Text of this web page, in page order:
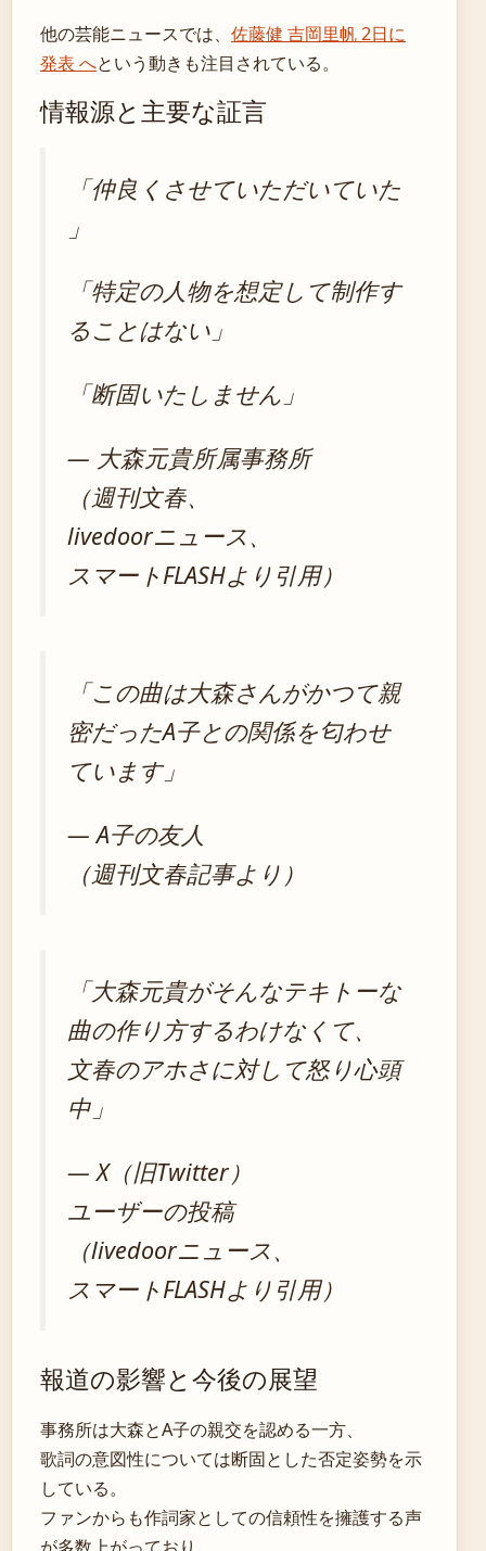
他の芸能ニュースでは、 佐藤健 吉岡里帆 2日に
発表 へという動きも注目されている。
情報源と主要な証言
「仲良くさせていただいていた
」
「特定の人物を想定して制作す
ることはない」
「断固いたしません」
— 大森元貴所属事務所
（週刊文春、
livedoorニュース、
スマートFLASHより引用）
「この曲は大森さんがかつて親
密だったA子との関係を匂わせ
ています」
— A子の友人
（週刊文春記事より）
「大森元貴がそんなテキトーな
曲の作り方するわけなくて、
文春のアホさに対して怒り心頭
中」
— X（旧Twitter）
ユーザーの投稿
（livedoorニュース、
スマートFLASHより引用）
報道の影響と今後の展望
事務所は大森とA子の親交を認める一方、
歌詞の意図性については断固とした否定姿勢を示
している。
ファンからも作詞家としての信頼性を擁護する声